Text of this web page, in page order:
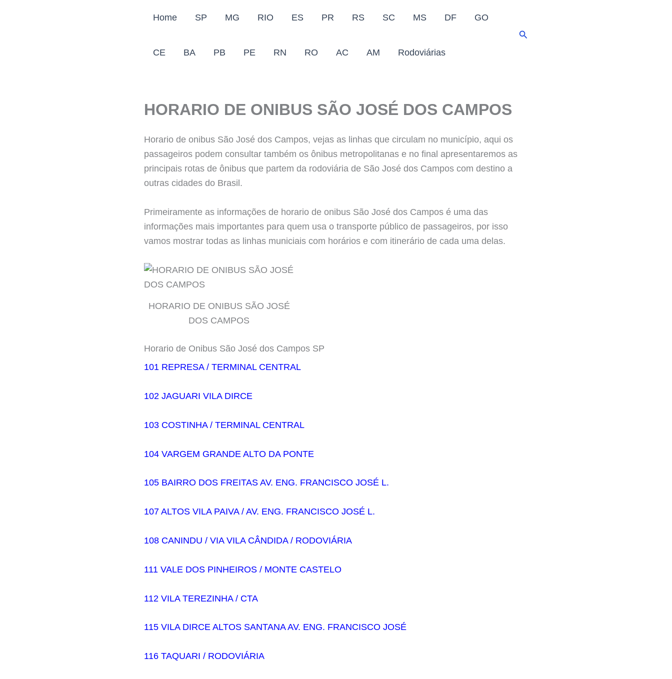
Home SP MG RIO ES PR RS SC MS DF GO
CE BA PB PE RN RO AC AM Rodoviárias
Pesquisar
HORARIO DE ONIBUS SÃO JOSÉ DOS CAMPOS
Horario de onibus São José dos Campos, vejas as linhas que circulam no município, aqui os
passageiros podem consultar também os ônibus metropolitanas e no final apresentaremos as
principais rotas de ônibus que partem da rodoviária de São José dos Campos com destino a
outras cidades do Brasil.
Primeiramente as informações de horario de onibus São José dos Campos é uma das
informações mais importantes para quem usa o transporte público de passageiros, por isso
vamos mostrar todas as linhas municiais com horários e com itinerário de cada uma delas.
HORARIO DE ONIBUS SÃO JOSÉ
DOS CAMPOS
Horario de Onibus São José dos Campos SP
101 REPRESA / TERMINAL CENTRAL
102 JAGUARI VILA DIRCE
103 COSTINHA / TERMINAL CENTRAL
104 VARGEM GRANDE ALTO DA PONTE
105 BAIRRO DOS FREITAS AV. ENG. FRANCISCO JOSÉ L.
107 ALTOS VILA PAIVA / AV. ENG. FRANCISCO JOSÉ L.
108 CANINDU / VIA VILA CÂNDIDA / RODOVIÁRIA
111 VALE DOS PINHEIROS / MONTE CASTELO
112 VILA TEREZINHA / CTA
115 VILA DIRCE ALTOS SANTANA AV. ENG. FRANCISCO JOSÉ
116 TAQUARI / RODOVIÁRIA